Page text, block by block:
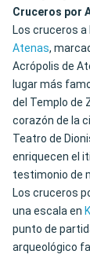
Cruceros por
Los cruceros
Atenas,
Acrópolis de
lugar más
del Templo de
corazón de la
Teatro de
enriquecen el
testimonio de
Los cruceros
una escala en
punto de
arqueológico